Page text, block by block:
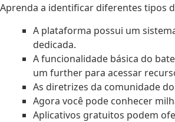
Aprenda a identificar diferentes tipos
A plataforma possui um
dedicada.
A funcionalidade básica do
um further para acessar
As diretrizes da comunidade
Agora você pode conhecer
Aplicativos gratuitos podem